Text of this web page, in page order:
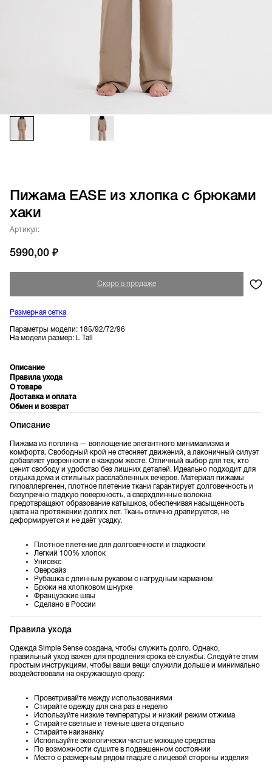
Пижама EASE из хлопка с брюками
хаки
Артикул:
5990,00 ₽
Размерная сетка
Параметры модели: 185/92/72/96
На модели размер: L Tall
Описание
Правила ухода
О товаре
Доставка и оплата
Обмен и возврат
Описание
Пижама из поплина — воплощение элегантного минимализма и
комфорта. Свободный крой не стесняет движений, а лаконичный силуэт
добавляет уверенности в каждом жесте. Отличный выбор для тех, кто
ценит свободу и удобство без лишних деталей. Идеально подходит для
отдыха дома и стильных расслабленных вечеров. Материал пижамы
гипоаллергенен, плотное плетение ткани гарантирует долговечность и
безупречно гладкую поверхность, а сверхдлинные волокна
предотвращают образование катышков, обеспечивая насыщенность
цвета на протяжении долгих лет. Ткань отлично драпируется, не
деформируется и не даёт усадку.
Плотное плетение для долговечности и гладкости
Легкий 100% хлопок
Унисекс
Оверсайз
Рубашка с длинным рукавом с нагрудным карманом
Брюки на хлопковом шнурке
Французские швы
Сделано в России
Правила ухода
Одежда Simple Sense создана, чтобы служить долго. Однако,
правильный уход важен для продления срока её службы. Следуйте этим
простым инструкциям, чтобы ваши вещи служили дольше и минимально
воздействовали на окружающую среду:
Проветривайте между использованиями
Стирайте одежду для сна раз в неделю
Используйте низкие температуры и низкий режим отжима
Стирайте светлые и темные цвета отдельно
Стирайте наизнанку
Используйте экологически чистые моющие средства
По возможности сушите в подвешенном состоянии
Место с размерным рядом гладьте с лицевой стороны изделия